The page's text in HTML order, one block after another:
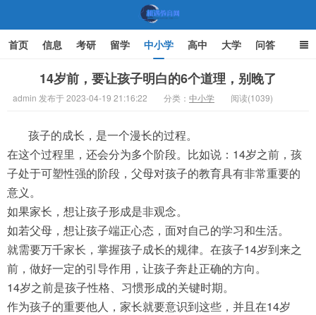
首页 信息 考研 留学 中小学 高中 大学 问答
家庭教育
14岁前，要让孩子明白的6个道理，别晚了
admin 发布于 2023-04-19 21:16:22 分类： 中小学 阅读(1039)
孩子的成长，是一个漫长的过程。
在这个过程里，还会分为多个阶段。比如说：14岁之前，孩
子处于可塑性强的阶段，父母对孩子的教育具有非常重要的
意义。
如果家长，想让孩子形成是非观念。
如若父母，想让孩子端正心态，面对自己的学习和生活。
就需要万千家长，掌握孩子成长的规律。在孩子14岁到来之
前，做好一定的引导作用，让孩子奔赴正确的方向。
14岁之前是孩子性格、习惯形成的关键时期。
作为孩子的重要他人，家长就要意识到这些，并且在14岁